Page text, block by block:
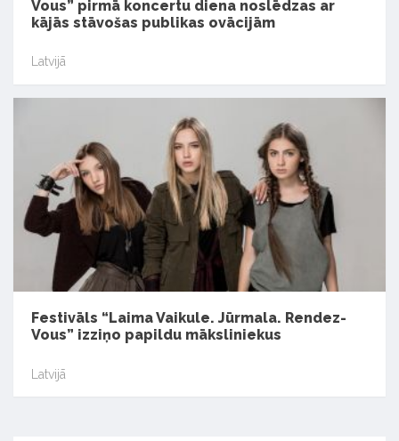
Vous” pirmā koncertu diena noslēdzas ar
kājās stāvošas publikas ovācijām
Latvijā
Festivāls “Laima Vaikule. Jūrmala. Rendez-
Vous” izziņo papildu māksliniekus
Latvijā